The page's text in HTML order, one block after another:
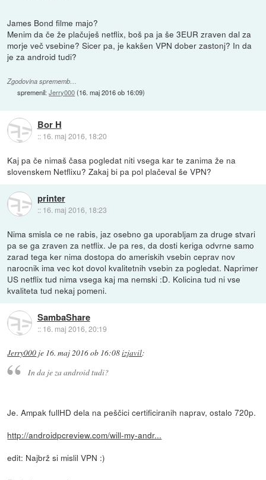
James Bond filme majo?
Menim da če že plačuješ netflix, boš pa ja še 3EUR zraven dal za
morje več vsebine? Sicer pa, je kakšen VPN dober zastonj? In da
je za android tudi?
Zgodovina sprememb…
spremenil:Jerry000(16. maj 2016 ob 16:09)
Bor H
:: 16. maj 2016, 18:20
Kaj pa če nimaš časa pogledat niti vsega kar te zanima že na
slovenskem Netflixu? Zakaj bi pa pol plačeval še VPN?
printer
:: 16. maj 2016, 18:23
Nima smisla ce ne rabis, jaz osebno ga uporabljam za druge stvari
pa se ga zraven za netflix. Je pa res, da dosti keriga odvrne samo
zarad tega ker nima dostopa do ameriskih vsebin ceprav nov
narocnik ima vec kot dovol kvalitetnih vsebin za pogledat. Naprimer
US netflix tud nima vsega kaj ma nemski :D. Kolicina tud ni vse
kvaliteta tud nekaj pomeni.
SambaShare
:: 16. maj 2016, 20:19
Jerry000 je 16. maj 2016 ob 16:08izjavil:
In da je za android tudi?
Je. Ampak fullHD dela na peščici certificiranih naprav, ostalo 720p.
http://androidpcreview.com/will-my-andr...
edit: Najbrž si mislil VPN :)